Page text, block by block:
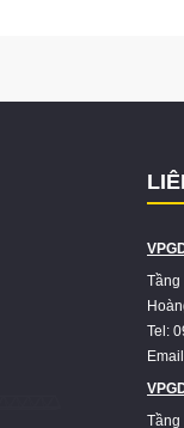
Tầng
Tel:
Tầng